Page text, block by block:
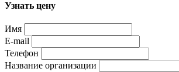
Узнать цену
Имя
E-mail
Телефон
Название организации